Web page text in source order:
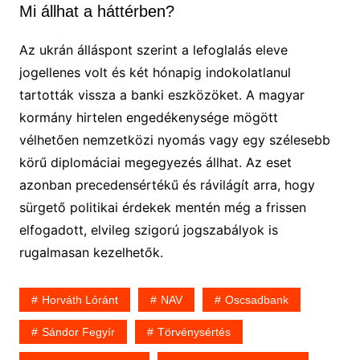
Mi állhat a háttérben?
Az ukrán álláspont szerint a lefoglalás eleve
jogellenes volt és két hónapig indokolatlanul
tartották vissza a banki eszközöket. A magyar
kormány hirtelen engedékenysége mögött
vélhetően nemzetközi nyomás vagy egy szélesebb
körű diplomáciai megegyezés állhat. Az eset
azonban precedensértékű és rávilágít arra, hogy
sürgető politikai érdekek mentén még a frissen
elfogadott, elvileg szigorú jogszabályok is
rugalmasan kezelhetők.
Horváth Lóránt NAV Oscsadbank
Sándor Fegyír Törvénysértés